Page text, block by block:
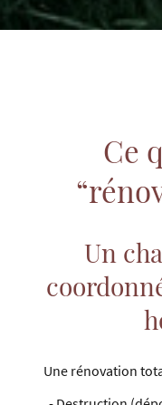
Ce
Un
Une rénovation